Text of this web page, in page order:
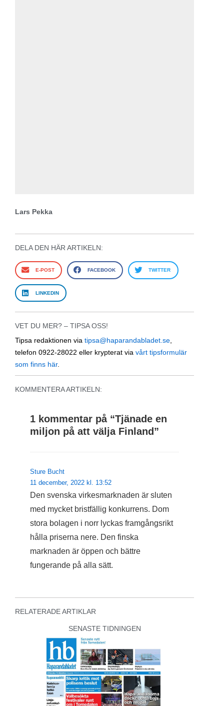
Lars Pekka
DELA DEN HÄR ARTIKELN:
E-POST FACEBOOK TWITTER
LINKEDIN
VET DU MER? – TIPSA OSS!
Tipsa redaktionen via tipsa@haparandabladet.se
telefon 0922-28022 eller krypterat via vårt tipsformulär
som finns här.
KOMMENTERA ARTIKELN:
1 kommentar på “Tjänade en
miljon på att välja Finland”
Sture Bucht
11 december, 2022 kl. 13:52
Den svenska virkesmarknaden är sluten
med mycket bristfällig konkurrens. Dom
stora bolagen i norr lyckas framgångsrikt
hålla priserna nere. Den finska
marknaden är öppen och bättre
fungerande på alla sätt.
RELATERADE ARTIKLAR
SENASTE TIDNINGEN